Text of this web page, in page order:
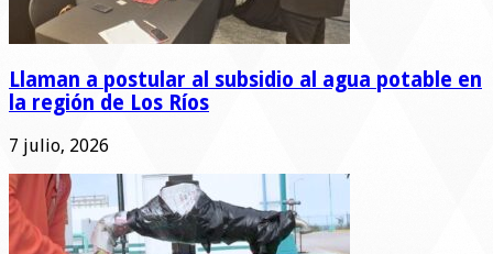
Llaman a postular al subsidio al agua potable en
la región de Los Ríos
7 julio, 2026